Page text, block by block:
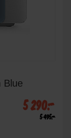
Blue
5 290:-
5 495:-